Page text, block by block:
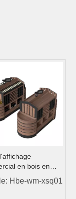
en bois en
Hbe-wm-xsq01